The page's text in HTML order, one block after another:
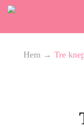
Hem → Tre